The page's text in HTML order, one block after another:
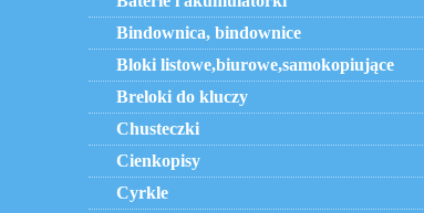
Bindownica, bindownice
Bloki listowe,biurowe,samokopiujące
Breloki do kluczy
Chusteczki
Cienkopisy
Cyrkle